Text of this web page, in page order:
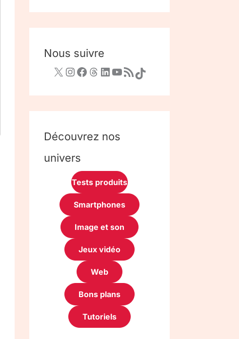
Nous suivre
Découvrez nos
univers
Tests produits
Smartphones
Image et son
Jeux vidéo
Web
Bons plans
Tutoriels